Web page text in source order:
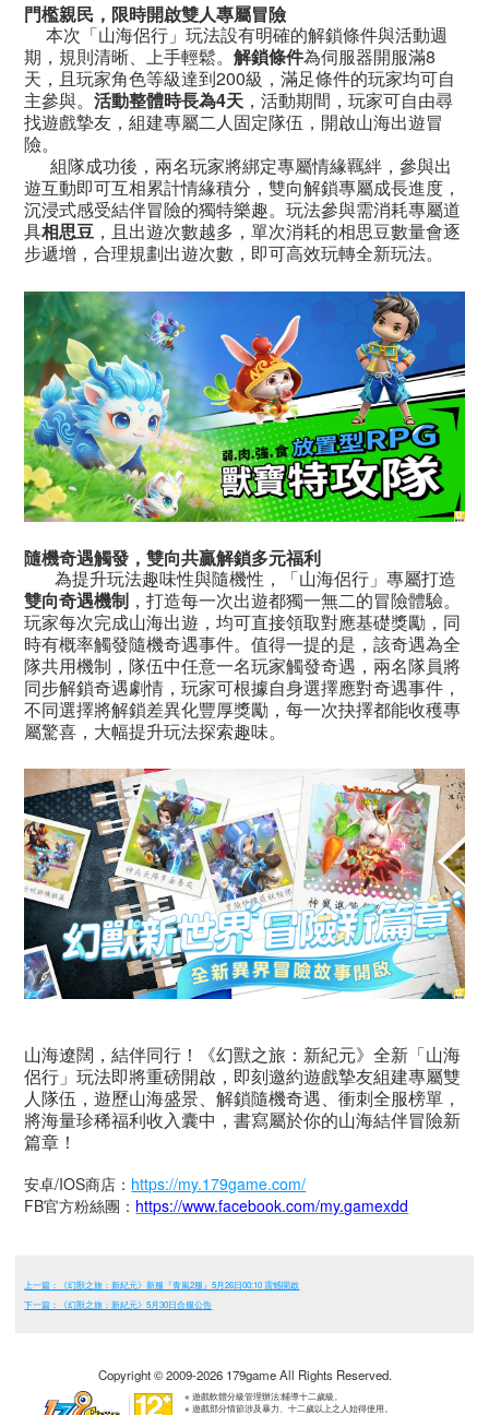
門檻親民，限時開啟雙人專屬冒險
本次「山海侶行」玩法設有明確的解鎖條件與活動週
期，規則清晰、上手輕鬆。解鎖條件為伺服器開服滿8
天，且玩家角色等級達到200級，滿足條件的玩家均可自
主參與。活動整體時長為4天 ，活動期間，玩家可自由尋
找遊戲摯友，組建專屬二人固定隊伍，開啟山海出遊冒
險。
組隊成功後，兩名玩家將綁定專屬情緣羈絆，參與出
遊互動即可互相累計情緣積分，雙向解鎖專屬成長進度，
沉浸式感受結伴冒險的獨特樂趣。玩法參與需消耗專屬道
具相思豆 ，且出遊次數越多，單次消耗的相思豆數量會逐
步遞增，合理規劃出遊次數，即可高效玩轉全新玩法。
隨機奇遇觸發，雙向共贏解鎖多元福利
為提升玩法趣味性與隨機性，「山海侶行」專屬打造
雙向奇遇機制 ，打造每一次出遊都獨一無二的冒險體驗。
玩家每次完成山海出遊，均可直接領取對應基礎獎勵，同
時有概率觸發隨機奇遇事件。值得一提的是，該奇遇為全
隊共用機制，隊伍中任意一名玩家觸發奇遇，兩名隊員將
同步解鎖奇遇劇情，玩家可根據自身選擇應對奇遇事件，
不同選擇將解鎖差異化豐厚獎勵，每一次抉擇都能收穫專
屬驚喜，大幅提升玩法探索趣味。
山海遼闊，結伴同行！《幻獸之旅：新紀元》全新「山海
侶行」玩法即將重磅開啟，即刻邀約遊戲摯友組建專屬雙
人隊伍，遊歷山海盛景、解鎖隨機奇遇、衝刺全服榜單，
將海量珍稀福利收入囊中，書寫屬於你的山海結伴冒險新
篇章！
安卓/IOS商店： https://my.179game.com/
FB官方粉絲團： https://www.facebook.com/my.gamexdd
上一篇：《幻獸之旅：新紀元》新服『青嵐2服』5月26日00:10 震憾開啟
下一篇：《幻獸之旅：新紀元》5月30日合服公告
Copyright © 2009-2026 179game All Rights Reserved.
※ 遊戲軟體分級管理辦法:輔導十二歲級。
※ 遊戲部分情節涉及暴力、十二歲以上之人始得使用。